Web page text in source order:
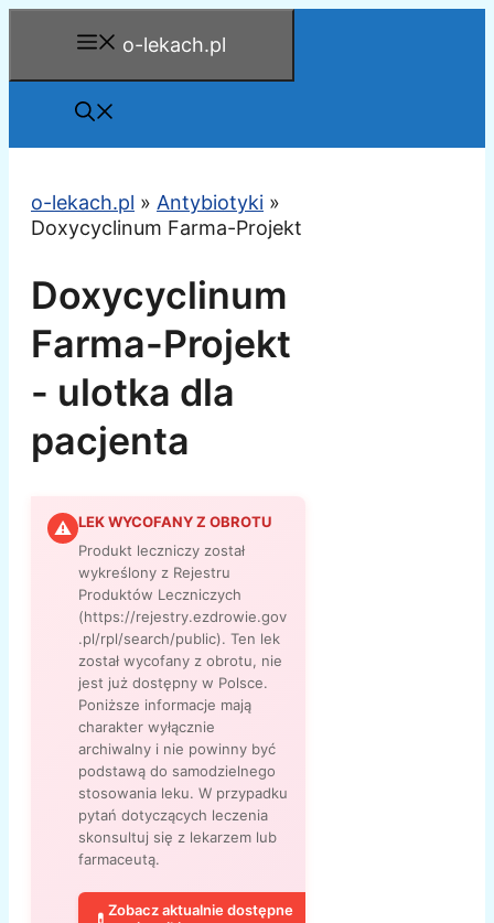
o-lekach.pl
o-lekach.pl » Antybiotyki »
Doxycyclinum Farma-Projekt
Doxycyclinum
Farma-Projekt
- ulotka dla
pacjenta
⚠ LEK WYCOFANY Z OBROTU
Produkt leczniczy został
wykreślony z Rejestru
Produktów Leczniczych
(https://rejestry.ezdrowie.gov
.pl/rpl/search/public). Ten lek
został wycofany z obrotu, nie
jest już dostępny w Polsce.
Poniższe informacje mają
charakter wyłącznie
archiwalny i nie powinny być
podstawą do samodzielnego
stosowania leku. W przypadku
pytań dotyczących leczenia
skonsultuj się z lekarzem lub
farmaceutą.
💊 Zobacz aktualnie dostępne